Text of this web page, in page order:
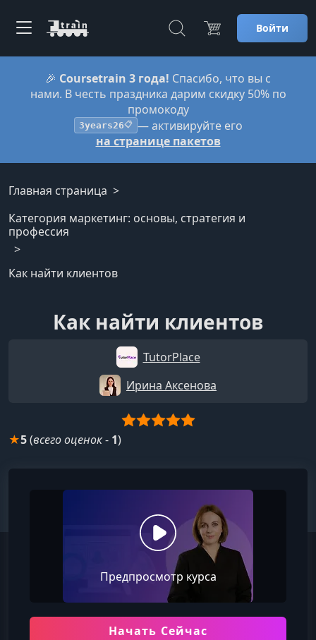
Войти
🎉 Coursetrain 3 года! Спасибо, что вы с
нами. В честь праздника дарим скидку 50% по
промокоду
3years26📋 — активируйте его
на странице пакетов
Главная страница
Категория маркетинг: основы, стратегия и
профессия
Как найти клиентов
Как найти клиентов
TutorPlace
Ирина Аксенова
★5(всего оценок- 1)
Предпросмотр курса
Начать Сейчас